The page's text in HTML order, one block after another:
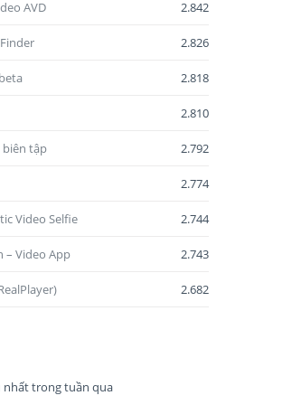
AVD 2.842
2.826
2.818
2.810
biên tập 2.792
2.774
Video Selfie 2.744
– Video App 2.743
2.682
trong tuần qua